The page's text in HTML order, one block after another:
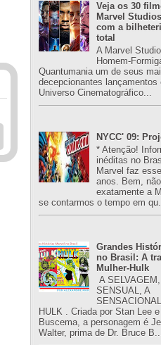
Veja os 30
Marvel
com a
total
A Marvel
Homem-
Quantumania um de seus
decepcionantes lançamentos
Universo Cinematográfico...
NYCC' 09:
* Atenção!
inéditas no
Marvel faz
anos. Bem, não
exatamente a
se contarmos o tempo em qu...
Grandes
no Brasil: A
Mulher-Hulk
A
SENSUAL, A
HULK . Criada por Stan Lee
Buscema, a personagem é
Walter, prima de Dr. Bruce